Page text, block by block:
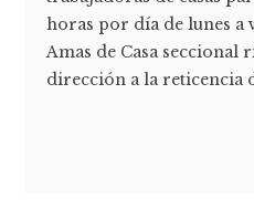
horas por día de lunes
Amas de Casa seccional
dirección a la reticencia